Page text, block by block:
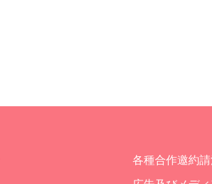
各種合作邀約